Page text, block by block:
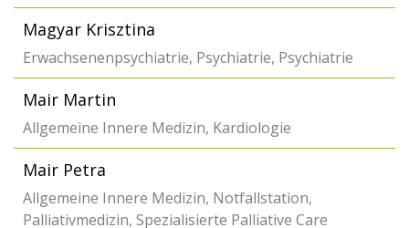
Magyar Krisztina
Erwachsenenpsychiatrie, Psychiatrie, Psychiatrie
Mair Martin
Allgemeine Innere Medizin, Kardiologie
Mair Petra
Allgemeine Innere Medizin, Notfallstation,
Palliativmedizin, Spezialisierte Palliative Care